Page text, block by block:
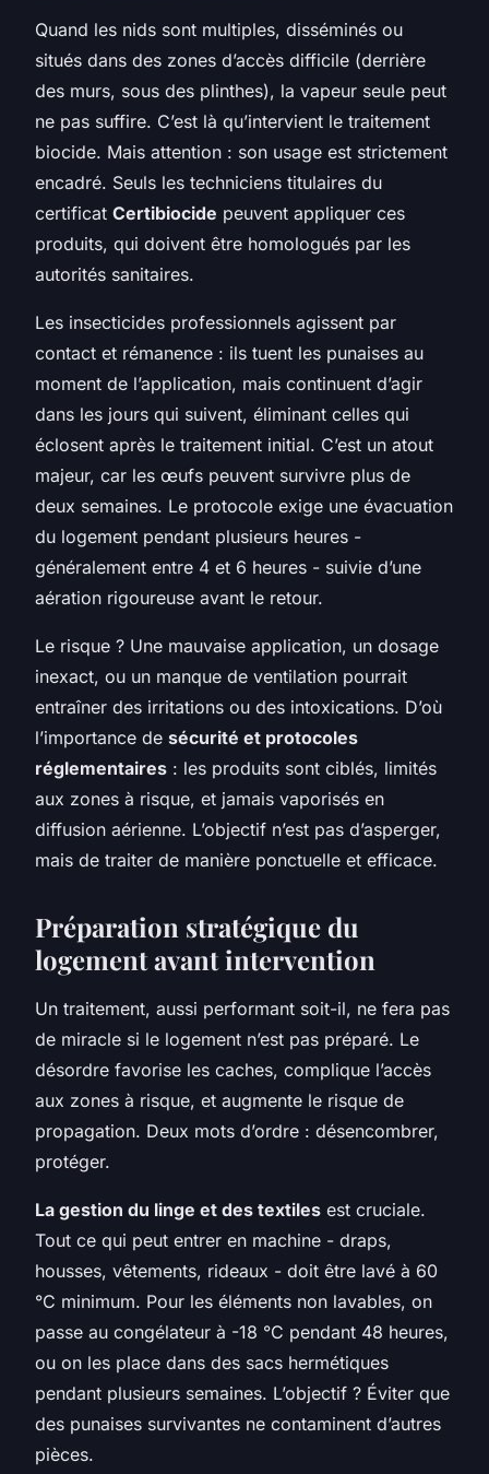
Quand les nids sont multiples, disséminés ou
situés dans des zones d’accès difficile (derrière
des murs, sous des plinthes), la vapeur seule peut
ne pas suffire. C’est là qu’intervient le traitement
biocide. Mais attention : son usage est strictement
encadré. Seuls les techniciens titulaires du
certificat Certibiocide peuvent appliquer ces
produits, qui doivent être homologués par les
autorités sanitaires.
Les insecticides professionnels agissent par
contact et rémanence : ils tuent les punaises au
moment de l’application, mais continuent d’agir
dans les jours qui suivent, éliminant celles qui
éclosent après le traitement initial. C’est un atout
majeur, car les œufs peuvent survivre plus de
deux semaines. Le protocole exige une évacuation
du logement pendant plusieurs heures -
généralement entre 4 et 6 heures - suivie d’une
aération rigoureuse avant le retour.
Le risque ? Une mauvaise application, un dosage
inexact, ou un manque de ventilation pourrait
entraîner des irritations ou des intoxications. D’où
l’importance de sécurité et protocoles
réglementaires : les produits sont ciblés, limités
aux zones à risque, et jamais vaporisés en
diffusion aérienne. L’objectif n’est pas d’asperger,
mais de traiter de manière ponctuelle et efficace.
Préparation stratégique du
logement avant intervention
Un traitement, aussi performant soit-il, ne fera pas
de miracle si le logement n’est pas préparé. Le
désordre favorise les caches, complique l’accès
aux zones à risque, et augmente le risque de
propagation. Deux mots d’ordre : désencombrer,
protéger.
La gestion du linge et des textiles est cruciale.
Tout ce qui peut entrer en machine - draps,
housses, vêtements, rideaux - doit être lavé à 60
°C minimum. Pour les éléments non lavables, on
passe au congélateur à -18 °C pendant 48 heures,
ou on les place dans des sacs hermétiques
pendant plusieurs semaines. L’objectif ? Éviter que
des punaises survivantes ne contaminent d’autres
pièces.